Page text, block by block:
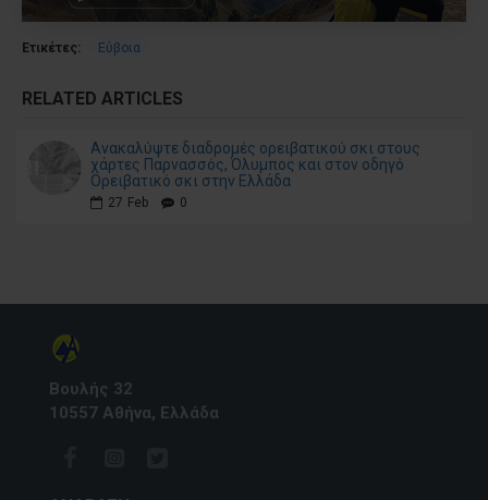
Ετικέτες: Εύβοια
RELATED ARTICLES
Ανακαλύψτε διαδρομές ορειβατικού σκι στους
χάρτες Παρνασσός, Όλυμπος και στον οδηγό
Ορειβατικό σκι στην Ελλάδα
27 Feb 0
Βουλής 32
10557 Αθήνα, Ελλάδα